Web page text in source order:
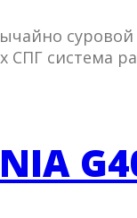
СПГ система